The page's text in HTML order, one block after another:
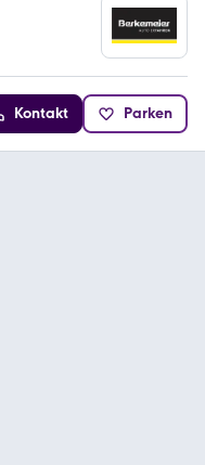
Kontakt Parken